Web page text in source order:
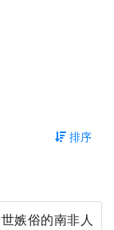
排序
嫉俗的南非人